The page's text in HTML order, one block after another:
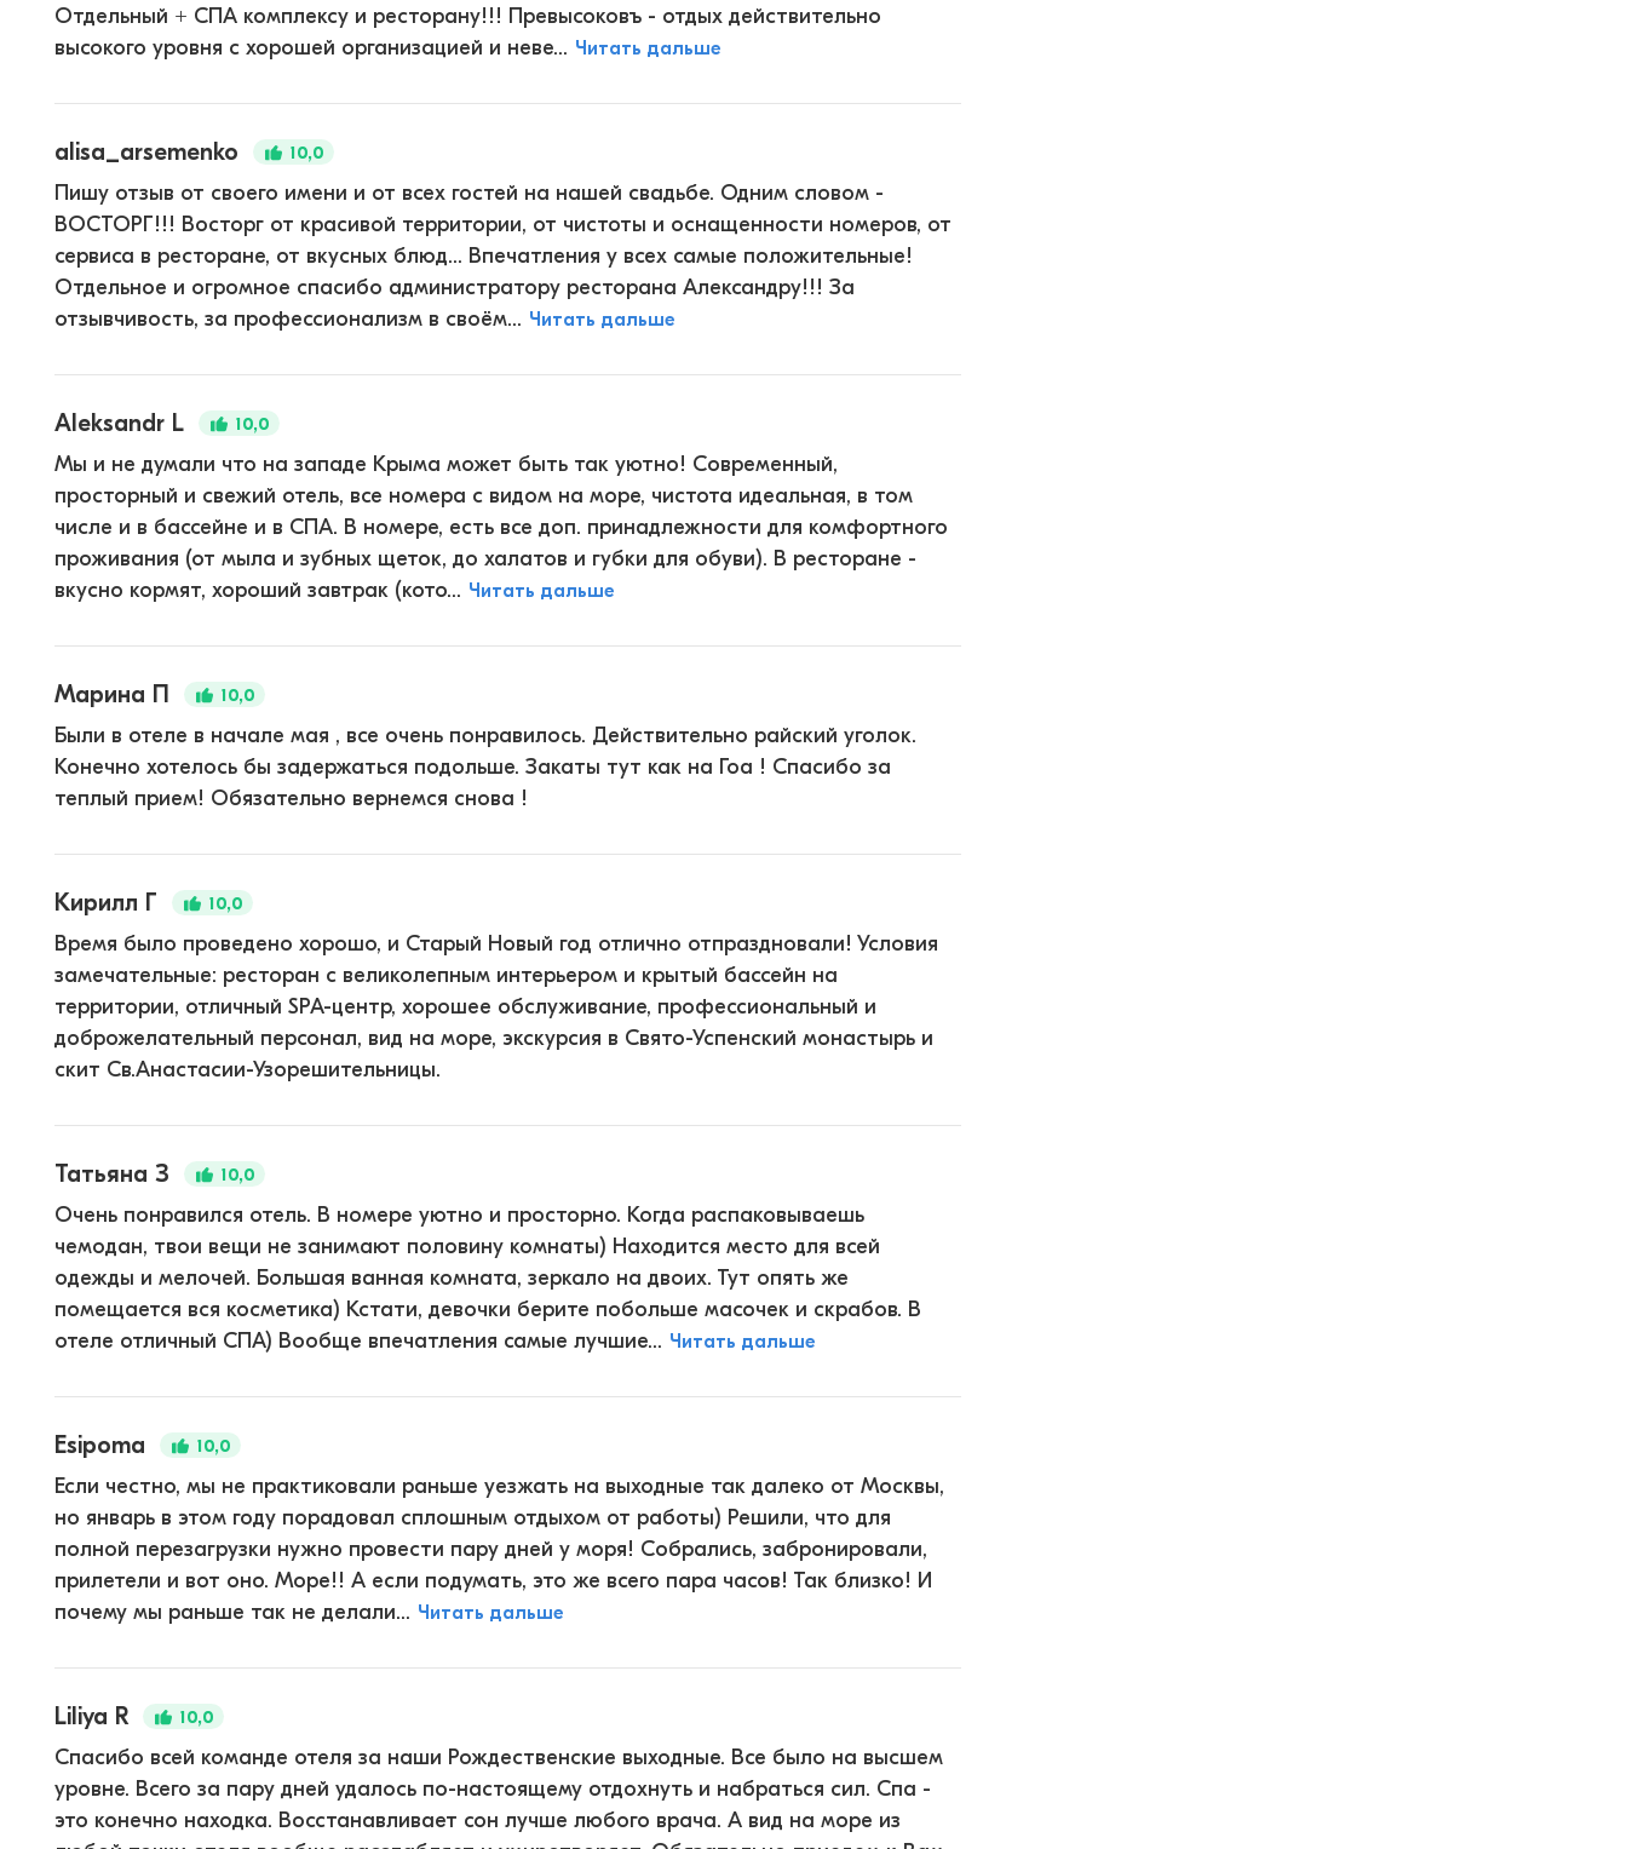
Отдельный + СПА комплексу и ресторану!!! Превысоковъ - отдых действительно
высокого уровня с хорошей организацией и неве... Читать дальше
alisa_arsemenko 10,0
Пишу отзыв от своего имени и от всех гостей на нашей свадьбе. Одним словом -
ВОСТОРГ!!! Восторг от красивой территории, от чистоты и оснащенности номеров, от
сервиса в ресторане, от вкусных блюд... Впечатления у всех самые положительные!
Отдельное и огромное спасибо администратору ресторана Александру!!! За
отзывчивость, за профессионализм в своём... Читать дальше
Aleksandr L 10,0
Мы и не думали что на западе Крыма может быть так уютно! Современный,
просторный и свежий отель, все номера с видом на море, чистота идеальная, в том
числе и в бассейне и в СПА. В номере, есть все доп. принадлежности для комфортного
проживания (от мыла и зубных щеток, до халатов и губки для обуви). В ресторане -
вкусно кормят, хороший завтрак (кото... Читать дальше
Марина П 10,0
Были в отеле в начале мая , все очень понравилось. Действительно райский уголок.
Конечно хотелось бы задержаться подольше. Закаты тут как на Гоа ! Спасибо за
теплый прием! Обязательно вернемся снова !
Кирилл Г 10,0
Время было проведено хорошо, и Старый Новый год отлично отпраздновали! Условия
замечательные: ресторан с великолепным интерьером и крытый бассейн на
территории, отличный SPA-центр, хорошее обслуживание, профессиональный и
доброжелательный персонал, вид на море, экскурсия в Свято-Успенский монастырь и
скит Св.Анастасии-Узорешительницы.
Татьяна З 10,0
Очень понравился отель. В номере уютно и просторно. Когда распаковываешь
чемодан, твои вещи не занимают половину комнаты) Находится место для всей
одежды и мелочей. Большая ванная комната, зеркало на двоих. Тут опять же
помещается вся косметика) Кстати, девочки берите побольше масочек и скрабов. В
отеле отличный СПА) Вообще впечатления самые лучшие... Читать дальше
Esipoma 10,0
Если честно, мы не практиковали раньше уезжать на выходные так далеко от Москвы,
но январь в этом году порадовал сплошным отдыхом от работы) Решили, что для
полной перезагрузки нужно провести пару дней у моря! Собрались, забронировали,
прилетели и вот оно. Море!! А если подумать, это же всего пара часов! Так близко! И
почему мы раньше так не делали... Читать дальше
Liliya R 10,0
Спасибо всей команде отеля за наши Рождественские выходные. Все было на высшем
уровне. Всего за пару дней удалось по-настоящему отдохнуть и набраться сил. Спа -
это конечно находка. Восстанавливает сон лучше любого врача. А вид на море из